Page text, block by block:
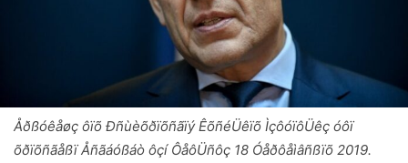
Åðßóêåøç ôïõ Ðñùèõðïõñãïý ÊõñéÜêïõ ÌçôóïôÜêç óôï
õðïõñãåßï Åñãáóßáò ôçí ÔåôÜñôç 18 Óåðôåìâñßïõ 2019.